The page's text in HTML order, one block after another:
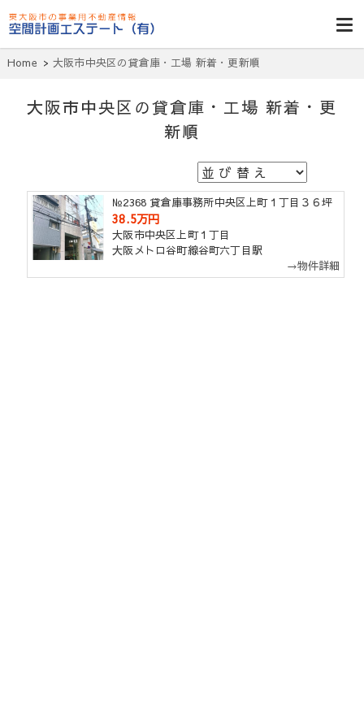
東大阪貸倉
庫・貸し工
場・賃貸事務
所・空室一
Home 大阪市中央区の貸倉庫・工場 新着・更新順
大阪市中央区の貸倉庫・工場 新着・更
新順
№2368 貸倉庫事務所中央区上町１丁目３６坪
38.5万円
大阪市中央区上町１丁目
大阪メトロ谷町線谷町六丁目駅
→物件詳細